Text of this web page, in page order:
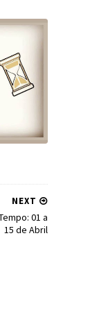
NEXT
01 a
15 de Abril